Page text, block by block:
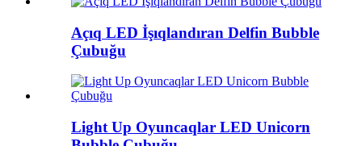
Açıq LED İşıqlandıran Delfin Bubble
Çubuğu
Light Up Oyuncaqlar LED Unicorn